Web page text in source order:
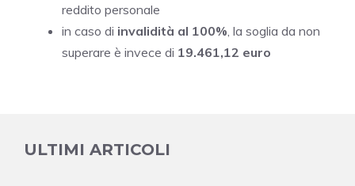
reddito personale
in caso di invalidità al 100% , la soglia da non
superare è invece di 19.461,12 euro
ULTIMI ARTICOLI